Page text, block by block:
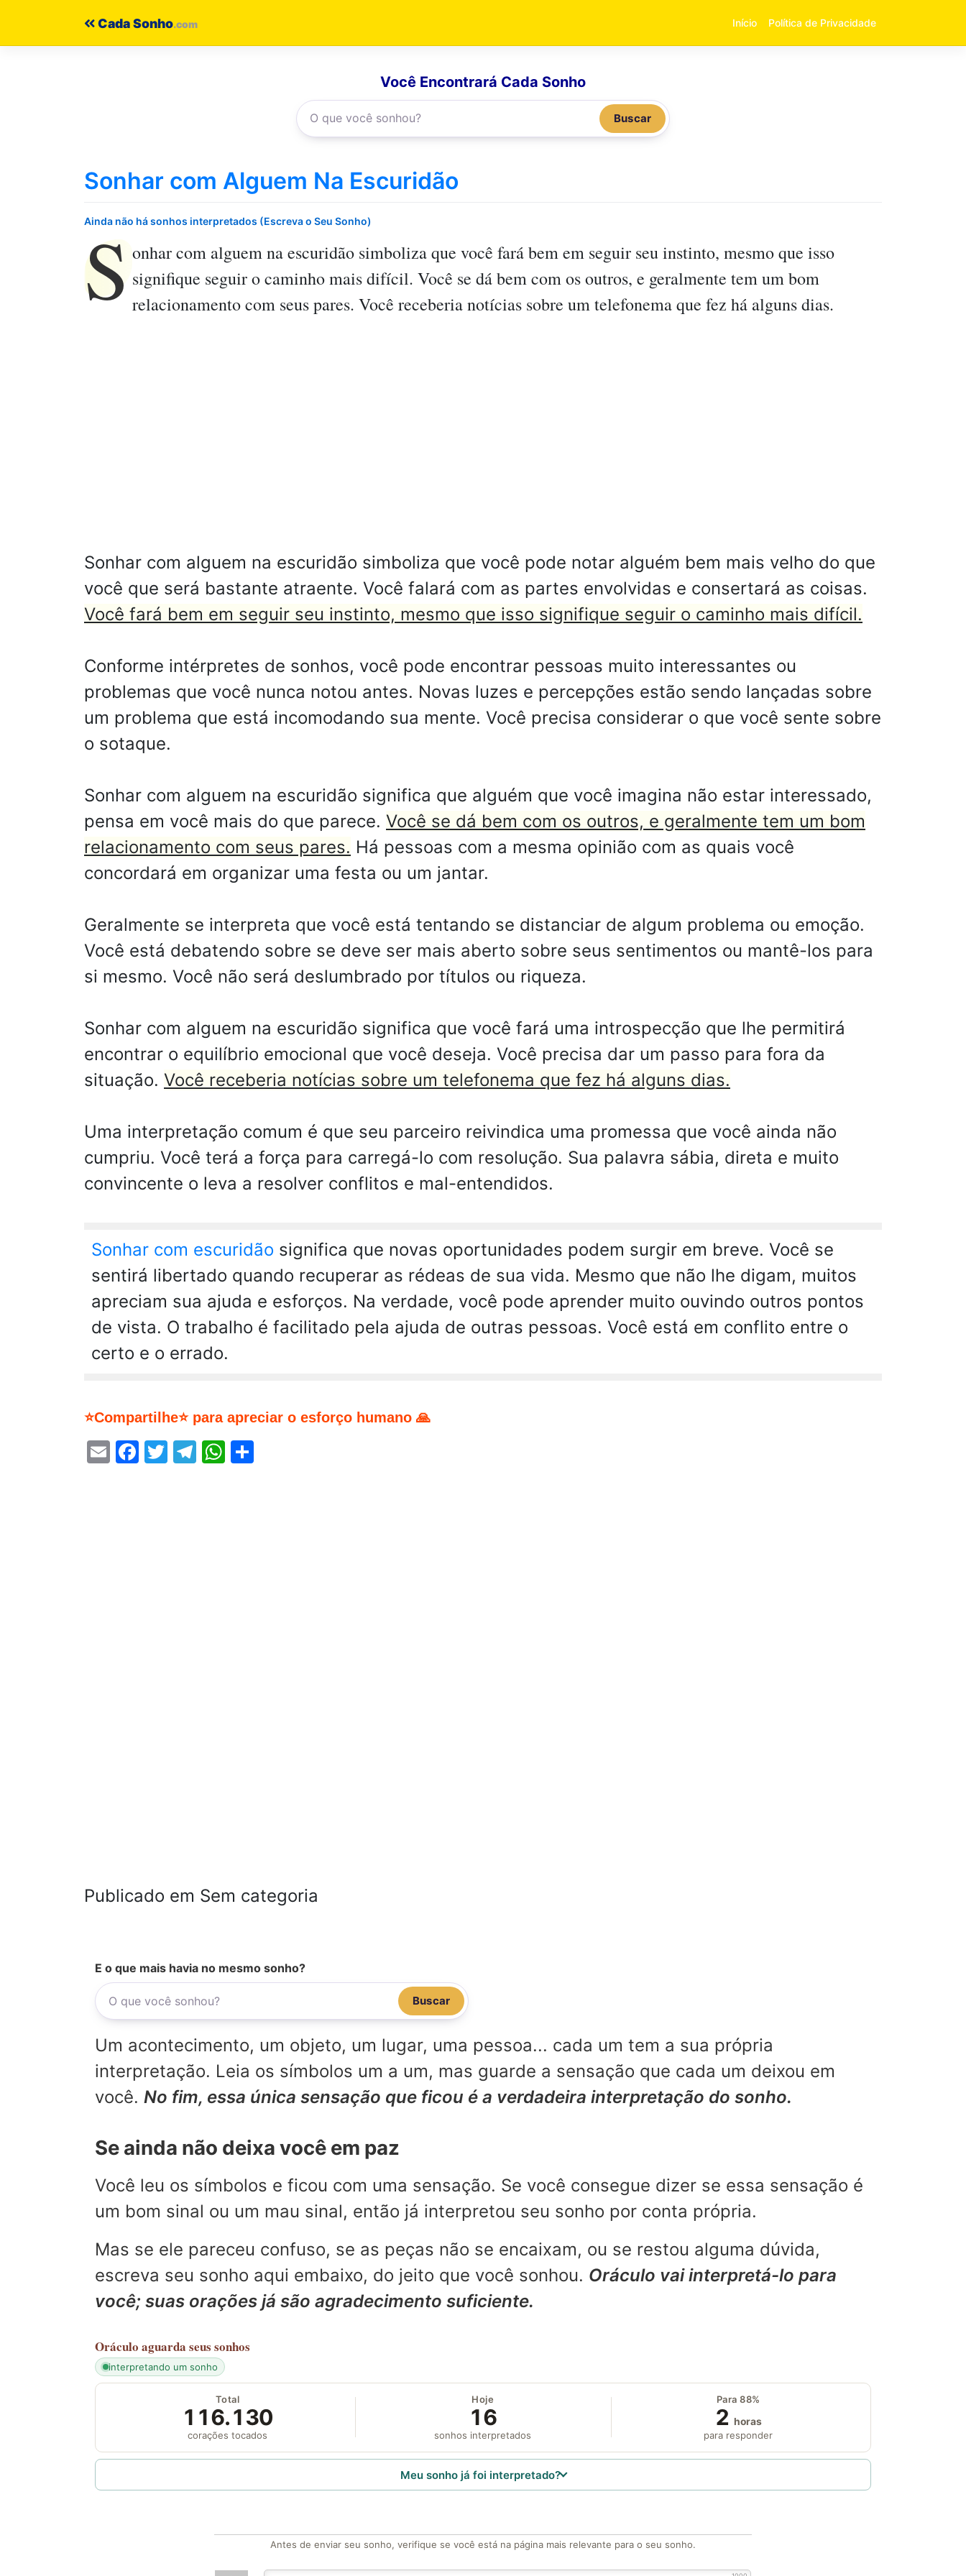
Cada Sonho Início Política de Privacidade
Você Encontrará Cada Sonho
Buscar
Sonhar com Alguem Na Escuridão
Ainda não há sonhos interpretados (Escreva o Seu Sonho)
S onhar com alguem na escuridão simboliza que você fará bem em seguir seu instinto, mesmo que isso
signifique seguir o caminho mais difícil. Você se dá bem com os outros, e geralmente tem um bom
relacionamento com seus pares. Você receberia notícias sobre um telefonema que fez há alguns dias.
Sonhar com alguem na escuridão simboliza que você pode notar alguém bem mais velho do que
você que será bastante atraente. Você falará com as partes envolvidas e consertará as coisas.
Você fará bem em seguir seu instinto, mesmo que isso signifique seguir o caminho mais difícil.
Conforme intérpretes de sonhos, você pode encontrar pessoas muito interessantes ou
problemas que você nunca notou antes. Novas luzes e percepções estão sendo lançadas sobre
um problema que está incomodando sua mente. Você precisa considerar o que você sente sobre
o sotaque.
Sonhar com alguem na escuridão significa que alguém que você imagina não estar interessado,
pensa em você mais do que parece. Você se dá bem com os outros, e geralmente tem um bom
relacionamento com seus pares. Há pessoas com a mesma opinião com as quais você
concordará em organizar uma festa ou um jantar.
Geralmente se interpreta que você está tentando se distanciar de algum problema ou emoção.
Você está debatendo sobre se deve ser mais aberto sobre seus sentimentos ou mantê-los para
si mesmo. Você não será deslumbrado por títulos ou riqueza.
Sonhar com alguem na escuridão significa que você fará uma introspecção que lhe permitirá
encontrar o equilíbrio emocional que você deseja. Você precisa dar um passo para fora da
situação. Você receberia notícias sobre um telefonema que fez há alguns dias.
Uma interpretação comum é que seu parceiro reivindica uma promessa que você ainda não
cumpriu. Você terá a força para carregá-lo com resolução. Sua palavra sábia, direta e muito
convincente o leva a resolver conflitos e mal-entendidos.
Sonhar com escuridão significa que novas oportunidades podem surgir em breve. Você se
sentirá libertado quando recuperar as rédeas de sua vida. Mesmo que não lhe digam, muitos
apreciam sua ajuda e esforços. Na verdade, você pode aprender muito ouvindo outros pontos
de vista. O trabalho é facilitado pela ajuda de outras pessoas. Você está em conflito entre o
certo e o errado.
⭐Compartilhe⭐ para apreciar o esforço humano 🙏
EmailFacebook
Twitter
Telegram
WhatsApp
Publicado em Sem categoria
E o que mais havia no mesmo sonho?
Buscar
Um acontecimento, um objeto, um lugar, uma pessoa... cada um tem a sua própria
interpretação. Leia os símbolos um a um, mas guarde a sensação que cada um deixou em
você. No fim, essa única sensação que ficou é a verdadeira interpretação do sonho.
Se ainda não deixa você em paz
Você leu os símbolos e ficou com uma sensação. Se você consegue dizer se essa sensação é
um bom sinal ou um mau sinal, então já interpretou seu sonho por conta própria.
Mas se ele pareceu confuso, se as peças não se encaixam, ou se restou alguma dúvida,
escreva seu sonho aqui embaixo, do jeito que você sonhou. Oráculo vai interpretá-lo para
você; suas orações já são agradecimento suficiente.
Oráculo aguarda seus sonhos
interpretando um sonho
Total
116.130
corações tocados
Hoje
16
sonhos interpretados
Para 88%
2 horas
para responder
Meu sonho já foi interpretado?
Antes de enviar seu sonho, verifique se você está na página mais relevante para o seu sonho.